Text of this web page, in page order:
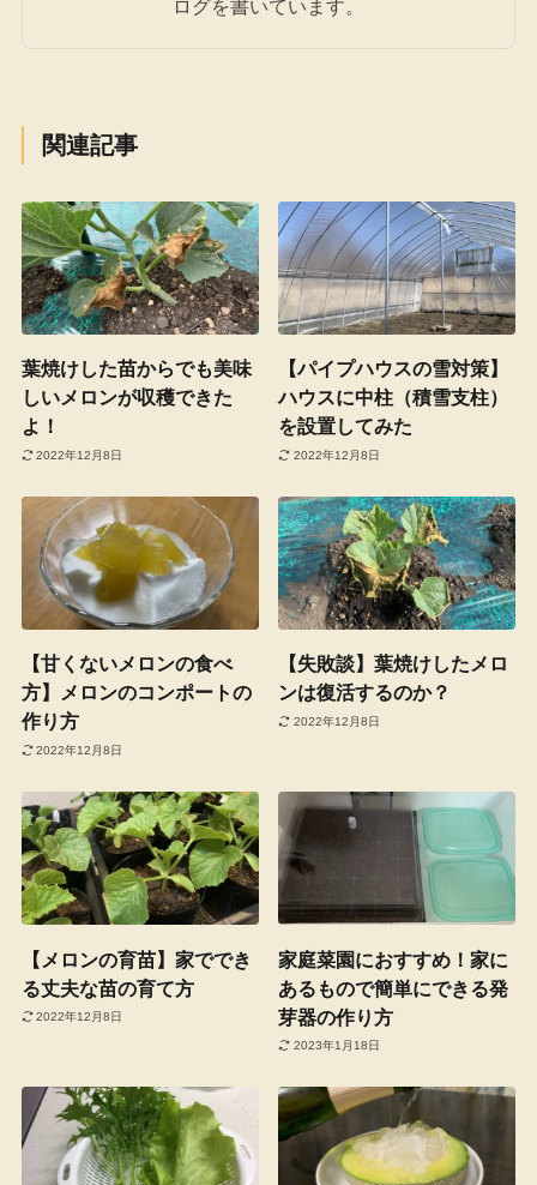
ログを書いています。
関連記事
葉焼けした苗からでも美味
しいメロンが収穫できた
よ！
2022年12月8日
【パイプハウスの雪対策】
ハウスに中柱（積雪支柱）
を設置してみた
2022年12月8日
【甘くないメロンの食べ
方】メロンのコンポートの
作り方
2022年12月8日
【失敗談】葉焼けしたメロ
ンは復活するのか？
2022年12月8日
【メロンの育苗】家ででき
る丈夫な苗の育て方
2022年12月8日
家庭菜園におすすめ！家に
あるもので簡単にできる発
芽器の作り方
2023年1月18日